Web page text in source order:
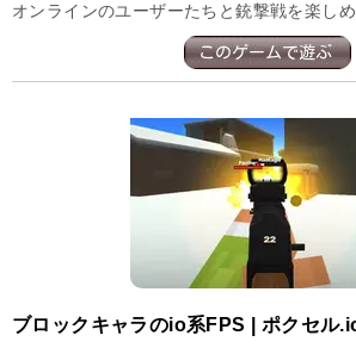
オンラインのユーザーたちと銃撃戦を楽しめ
ブロックキャラのio系FPS | ポクセル